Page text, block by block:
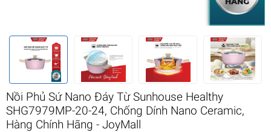
Nồi Phủ Sứ Nano Đáy Từ Sunhouse Healthy
SHG7979MP-20-24, Chống Dính Nano Ceramic,
Hàng Chính Hãng - JoyMall